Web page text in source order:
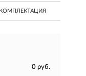
КОМПЛЕКТАЦИЯ
0 руб.